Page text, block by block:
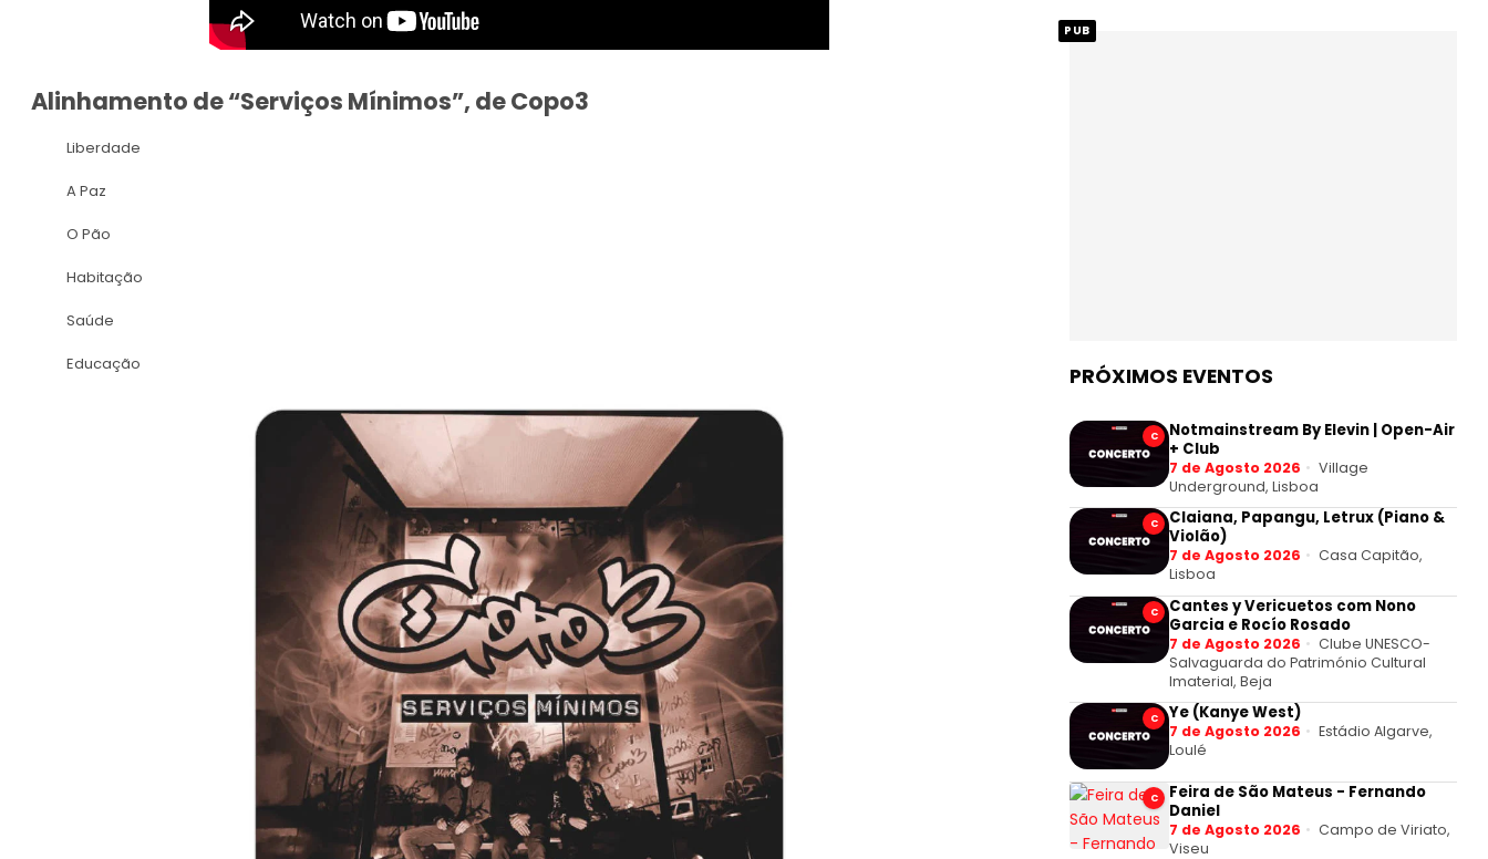
Alinhamento de “Serviços Mínimos”, de Copo3
Liberdade
A Paz
O Pão
Habitação
Saúde
Educação
PUB
PRÓXIMOS EVENTOS
C
Notmainstream By Elevin | Open-Air
+ Club
7 de Agosto 2026
Village
Underground, Lisboa
C
Claiana, Papangu, Letrux (Piano &
Violão)
7 de Agosto 2026
Casa Capitão,
Lisboa
C
Cantes y Vericuetos com Nono
Garcia e Rocío Rosado
7 de Agosto 2026
Clube UNESCO-
Salvaguarda do Património Cultural
Imaterial, Beja
C Ye (Kanye West)
7 de Agosto 2026
Estádio Algarve,
Loulé
C
Feira de São Mateus - Fernando
Daniel
7 de Agosto 2026
Campo de Viriato,
Viseu